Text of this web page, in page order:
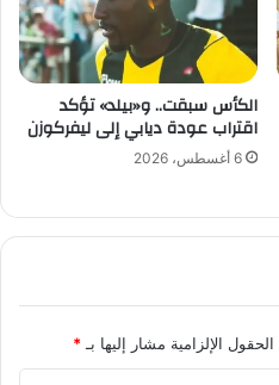
الكأس سبقت.. و«بيلد» تؤكد
اقتراب عودة ديابي إلى ليفركوزن
6 أغسطس، 2026
الحقول الإلزامية مشار إليها بـ *